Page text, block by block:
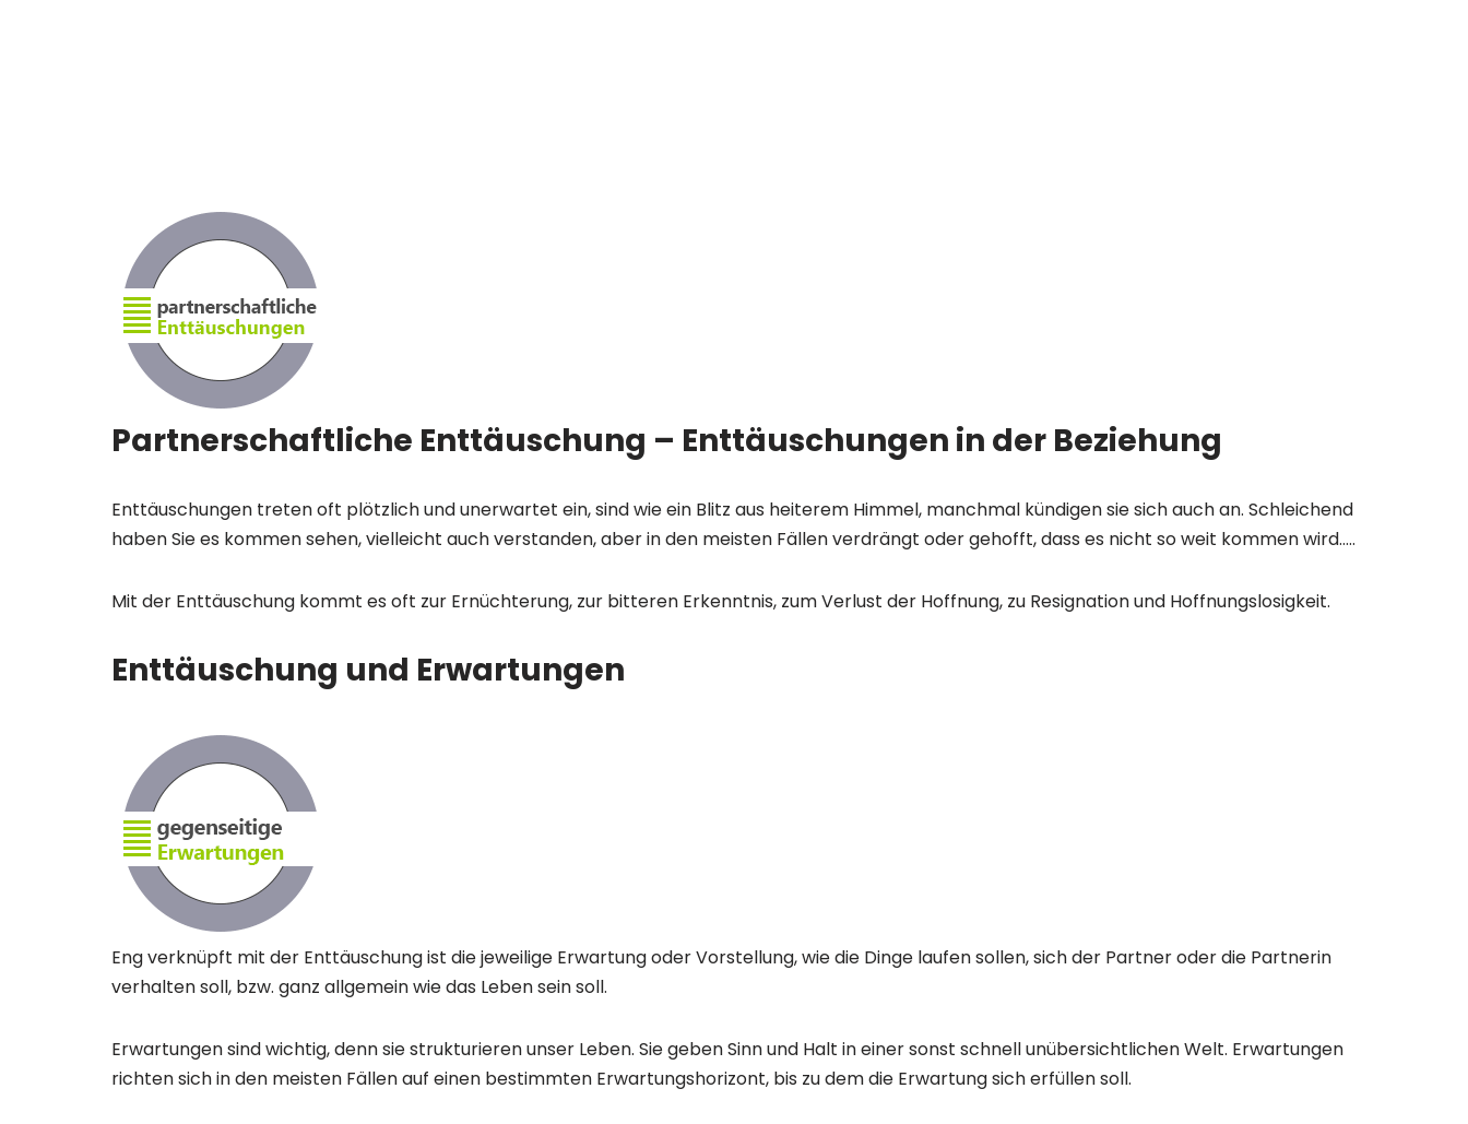
Partnerschaftliche Enttäuschung – Enttäuschungen in der Beziehung
Enttäuschungen treten oft plötzlich und unerwartet ein, sind wie ein Blitz aus heiterem Himmel, manchmal kündigen sie sich auch an. Schleichend
haben Sie es kommen sehen, vielleicht auch verstanden, aber in den meisten Fällen verdrängt oder gehofft, dass es nicht so weit kommen wird…..
Mit der Enttäuschung kommt es oft zur Ernüchterung, zur bitteren Erkenntnis, zum Verlust der Hoffnung, zu Resignation und Hoffnungslosigkeit.
Enttäuschung und Erwartungen
Eng verknüpft mit der Enttäuschung ist die jeweilige Erwartung oder Vorstellung, wie die Dinge laufen sollen, sich der Partner oder die Partnerin
verhalten soll, bzw. ganz allgemein wie das Leben sein soll.
Erwartungen sind wichtig, denn sie strukturieren unser Leben. Sie geben Sinn und Halt in einer sonst schnell unübersichtlichen Welt. Erwartungen
richten sich in den meisten Fällen auf einen bestimmten Erwartungshorizont, bis zu dem die Erwartung sich erfüllen soll.